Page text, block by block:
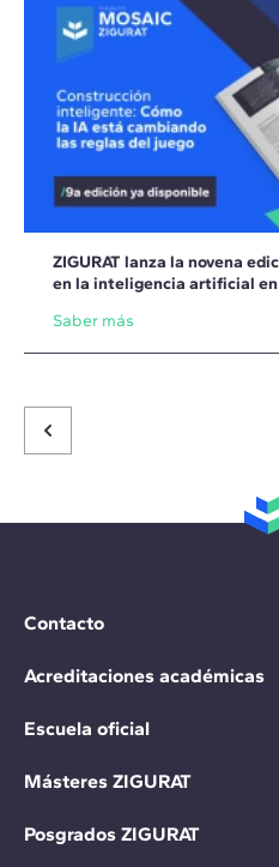
ZIGURAT lanza la novena
en la inteligencia artificial
Saber más
Contacto
Acreditaciones académicas
Escuela oficial
Másteres ZIGURAT
Posgrados ZIGURAT